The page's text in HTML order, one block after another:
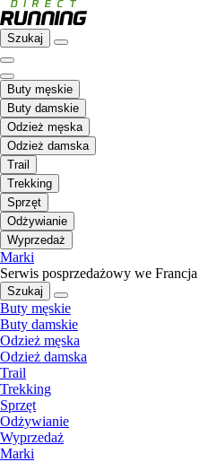
Szukaj
Buty męskie
Buty damskie
Odzież męska
Odzież damska
Trail
Trekking
Sprzęt
Odżywianie
Wyprzedaż
Marki
Serwis posprzedażowy we Francja
Szukaj
Buty męskie
Buty damskie
Odzież męska
Odzież damska
Trail
Trekking
Sprzęt
Odżywianie
Wyprzedaż
Marki